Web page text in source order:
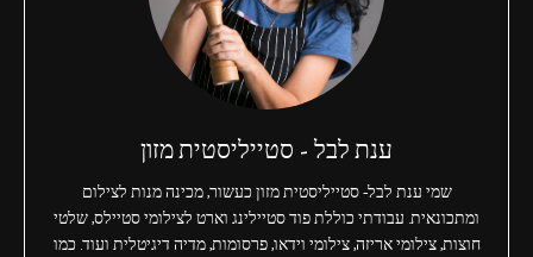
ענת לבל - סטייליסטית מזון
שמי ענת לבל- סטייליסטית מזון כעשור, מכינה מנות לצילום
ומתכונאית. עבודתי כוללת פוד סטיילינג וארט לצילומי סטיילס, שלטי
חוצות, צילומי אריזה, צילומי וידאו, פרסומות, מדיה דיגיטלית ועוד. כמו